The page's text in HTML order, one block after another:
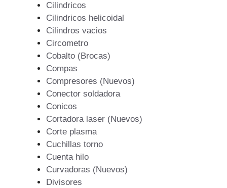
Cilindricos
Cilindricos helicoidal
Cilindros vacios
Circometro
Cobalto (Brocas)
Compas
Compresores (Nuevos)
Conector soldadora
Conicos
Cortadora laser (Nuevos)
Corte plasma
Cuchillas torno
Cuenta hilo
Curvadoras (Nuevos)
Divisores